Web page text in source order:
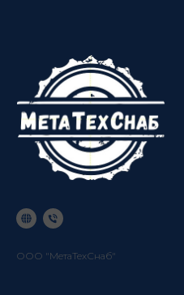
ООО "МетаТехСнаб"